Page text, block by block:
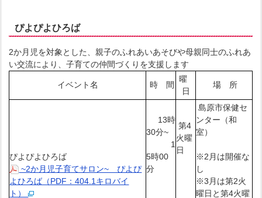
ぴよぴよひろば
2か月児を対象とした、親子のふれあいあそびや母親同士のふれあ
い交流により、子育ての仲間づくりを支援します
イベント名 時 間
曜
日
場 所
ぴよぴよひろば
~2か月児子育てサロン~ ぴよぴ
よひろば（PDF：404.1キロバイ
ト）
13時
30分~
1
5時00
分
第4
火曜
日
島原市保健セ
ンター（和
室）
※2月は開催な
し
※3月は第2火
曜日と第4火曜